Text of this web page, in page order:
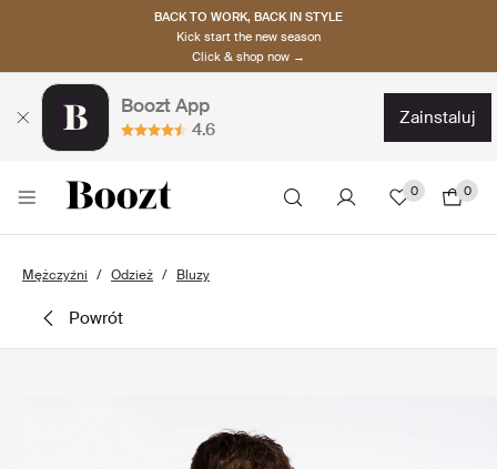
BACK TO WORK, BACK IN STYLE
Kick start the new season
Click & shop now →
Boozt App
4.6
zainstaluj
0 0
Mężczyźni Odzież Bluzy
powrót